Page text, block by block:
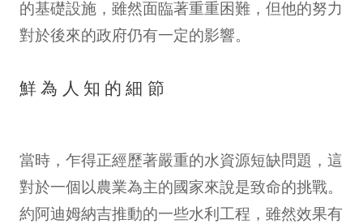
的基礎設施，雖然面臨著重重困難，但他的努力
對於後來的政府仍有一定的影響。
鮮為人知的細節
當時，乍得正經歷著嚴重的水資源短缺問題，這
對於一個以農業為主的國家來說是致命的挑戰。
約阿迪姆納吉推動的一些水利工程，雖然效果有